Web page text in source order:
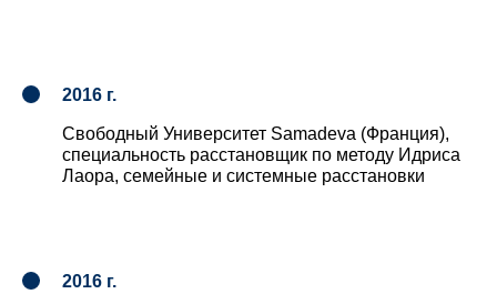
2016 г.
Свободный Университет Samadeva (Франция),
специальность расстановщик по методу Идриса
Лаора, семейные и системные расстановки
2016 г.